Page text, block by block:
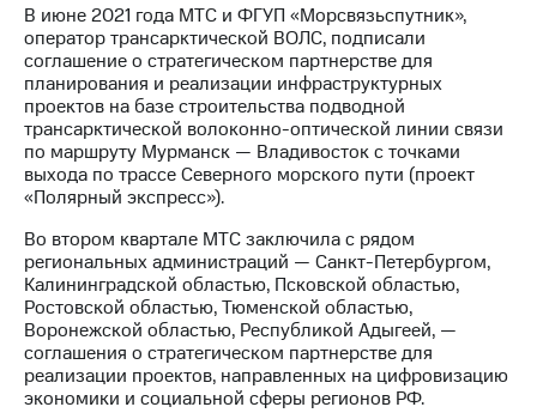
В июне 2021 года МТС и ФГУП «Морсвязьспутник»,
оператор трансарктической ВОЛС, подписали
соглашение о стратегическом партнерстве для
планирования и реализации инфраструктурных
проектов на базе строительства подводной
трансарктической волоконно-оптической линии связи
по маршруту Мурманск — Владивосток с точками
выхода по трассе Северного морского пути (проект
«Полярный экспресс»).
Во втором квартале МТС заключила с рядом
региональных администраций — Санкт-Петербургом,
Калининградской областью, Псковской областью,
Ростовской областью, Тюменской областью,
Воронежской областью, Республикой Адыгеей, —
соглашения о стратегическом партнерстве для
реализации проектов, направленных на цифровизацию
экономики и социальной сферы регионов РФ.